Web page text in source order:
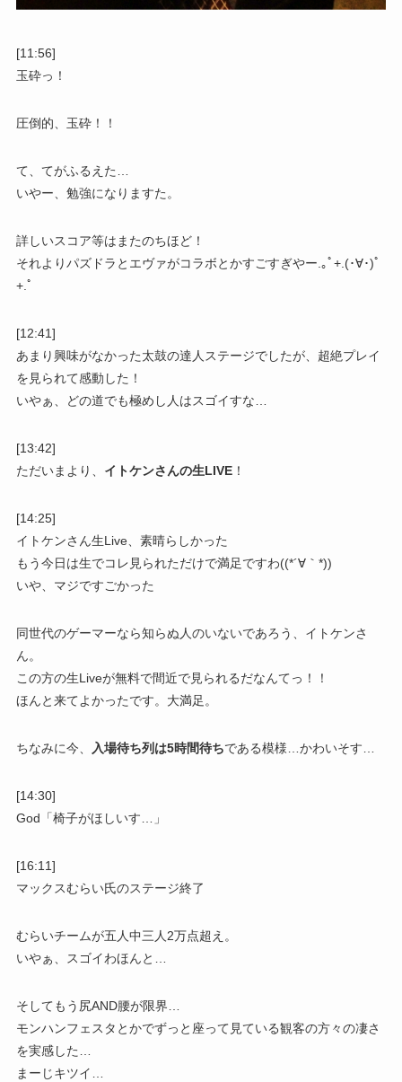
[11:56]
玉砕っ！
圧倒的、玉砕！！
て、てがふるえた…
いやー、勉強になりますた。
詳しいスコア等はまたのちほど！
それよりパズドラとエヴァがコラボとかすごすぎやー.｡ﾟ+.(･∀･)ﾟ
+.ﾟ
[12:41]
あまり興味がなかった太鼓の達人ステージでしたが、超絶プレイ
を見られて感動した！
いやぁ、どの道でも極めし人はスゴイすな…
[13:42]
ただいまより、 イトケンさんの生LIVE！
[14:25]
イトケンさん生Live、素晴らしかった
もう今日は生でコレ見られただけで満足ですわ((*´∀｀*))
いや、マジですごかった
同世代のゲーマーなら知らぬ人のいないであろう、イトケンさ
ん。
この方の生Liveが無料で間近で見られるだなんてっ！！
ほんと来てよかったです。大満足。
ちなみに今、 入場待ち列は5時間待ちである模様…かわいそす…
[14:30]
God「椅子がほしいす…」
[16:11]
マックスむらい氏のステージ終了
むらいチームが五人中三人2万点超え。
いやぁ、スゴイわほんと…
そしてもう尻AND腰が限界…
モンハンフェスタとかでずっと座って見ている観客の方々の凄さ
を実感した…
まーじキツイ…